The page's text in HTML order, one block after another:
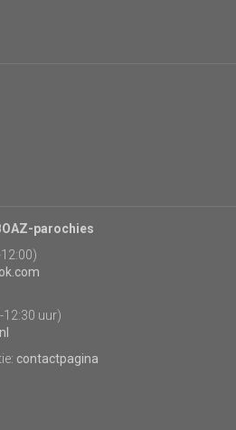
parochies
12:30 uur)
contactpagina